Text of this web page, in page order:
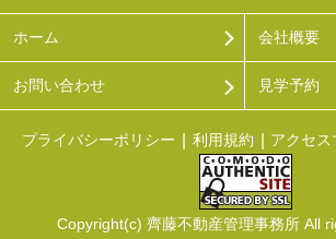
ホーム 会社概要
お問い合わせ 見学予約
プライバシーポリシー 利用規約 アクセス
Copyright(c) 齊藤不動産管理事務所 All